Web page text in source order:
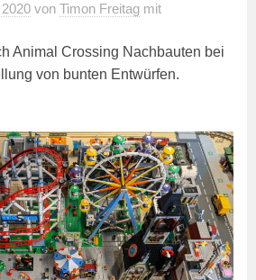
von Timon Freitag mit
Animal Crossing Nachbauten bei
von bunten Entwürfen.